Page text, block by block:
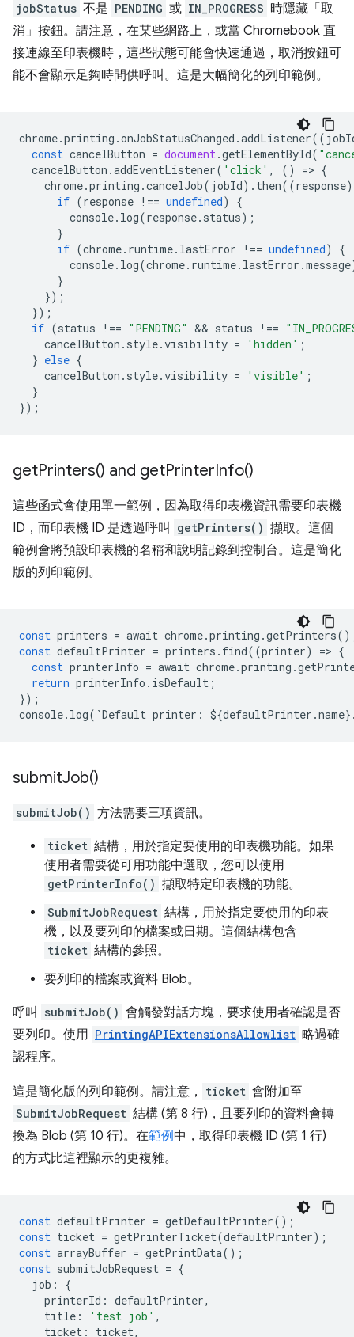
jobStatus 不是 PENDING 或 IN_PROGRESS 時隱藏「取
消」按鈕。請注意，在某些網路上，或當 Chromebook 直
接連線至印表機時，這些狀態可能會快速通過，取消按鈕可
能不會顯示足夠時間供呼叫。這是大幅簡化的列印範例。
chrome.printing .onJobStatusChanged .addListener((
const cancelButton = document.getElementById(
cancelButton .addEventListener( 'click' , () => {
chrome.printing .cancelJob( jobId). then((response)
if (response !== undefined)
{
console. log(response. status);
}
if (chrome. runtime. lastError !== undefined)
{
console. log(chrome. runtime. lastError .message
}
});
});
if (status !== "PENDING" && status !==
cancelButton . style.visibility = 'hidden' ;
} else {
cancelButton . style.visibility = 'visible' ;
}
});
getPrinters() and getPrinterInfo()
這些函式會使用單一範例，因為取得印表機資訊需要印表機
ID，而印表機 ID 是透過呼叫
getPrinters() 擷取。這個
範例會將預設印表機的名稱和說明記錄到控制台。這是簡化
版的列印範例。
const printers = await chrome.printing .getPrinters
const defaultPrinter = printers . find((printer) => {
const printerInfo = await chrome.printing .
return printerInfo . isDefault ;
});
console. log( `Default printer : ${defaultPrinter .name}
submitJob()
submitJob() 方法需要三項資訊。
ticket 結構，用於指定要使用的印表機功能。如果
使用者需要從可用功能中選取，您可以使用
getPrinterInfo() 擷取特定印表機的功能。
SubmitJobRequest 結構，用於指定要使用的印表
機，以及要列印的檔案或日期。這個結構包含
ticket 結構的參照。
要列印的檔案或資料 Blob。
呼叫 submitJob() 會觸發對話方塊，要求使用者確認是否
要列印。使用 PrintingAPIExtensionsAllowlist 略過確
認程序。
這是簡化版的列印範例。請注意， ticket 會附加至
SubmitJobRequest 結構 (第 8 行)，且要列印的資料會轉
換為 Blob (第 10 行)。在範例中，取得印表機 ID (第 1 行)
的方式比這裡顯示的更複雜。
const defaultPrinter = getDefaultPrinter();
const ticket = getPrinterTicket(defaultPrinter);
const arrayBuffer = getPrintData();
const submitJobRequest = {
job :
{
printerId : defaultPrinter,
title : 'test job' ,
ticket : ticket,